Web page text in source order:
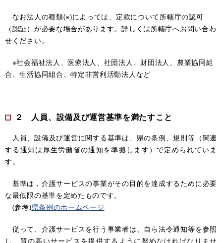
なお法人の種類(※)によっては、定款について所轄庁の認可
（認証）が必要な場合があります。詳しくは所轄庁へお問い合わ
せください。
※社会福祉法人、医療法人、社団法人、財団法人、農業協同組
合、生活協同組合、特定非営利活動法人など
２ 人員、設備及び運営基準を満たすこと
人員、設備及び運営に関する基準は、県の条例、規則等（関連
する通知は厚生労働省の通知を準拠します）で定められていま
す。
基準は，介護サービスの事業がその目的を達成するために必要
な最低限の基準を定めたものです。
​ (参考)県条例のホームページ
従って、介護サービスを行う事業者は、自ら法令通知等を参照
し、質の高いサービスを提供するように努めなければなりませ